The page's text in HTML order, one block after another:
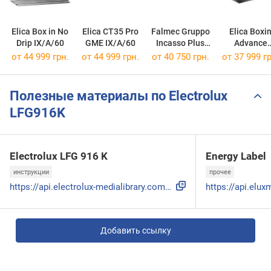
Elica Box in No
Drip IX/A/60
Elica CT35 Pro
GME IX/A/60
Falmec Gruppo
Incasso Plus
NRS 50/800
Elica Boxin
Advance
IX/A/60
от 44 999 грн. от 44 999 грн. от 40 750 грн. от 37 999
Полезные материалы по Electrolux
LFG916K
Electrolux LFG 916 K
инструкции
https://api.electrolux-medialibrary.com/asset/7dcff105-df4a...
Energy Label
прочее
Добавить ссылку